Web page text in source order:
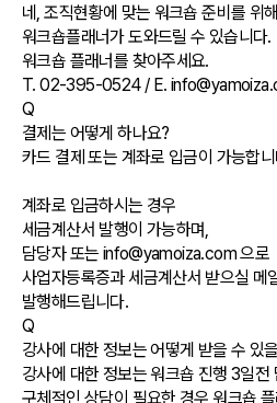
네, 조직현황에 맞는 워크숍 준비를 위해
워크숍플래너가 도와드릴 수 있습니다.
워크숍 플래너를 찾아주세요.
T. 02-395-0524 / E.
Q
결제는 어떻게 하나요?
카드 결제 또는 계좌로 입금이 가능합
계좌로 입금하시는 경우
세금계산서 발행이 가능하며,
담당자 또는 info@yamoiza.com 으로
사업자등록증과 세금계산서 받으실 메
발행해드립니다.
Q
강사에 대한 정보는 어떻게 받을 수 있
강사에 대한 정보는 워크숍 진행 3일전
구체적인 상담이 필요한 경우 워크숍